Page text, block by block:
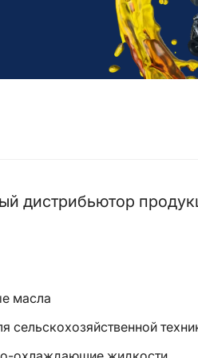
дистрибьютор
масла
сельскохозяйственной